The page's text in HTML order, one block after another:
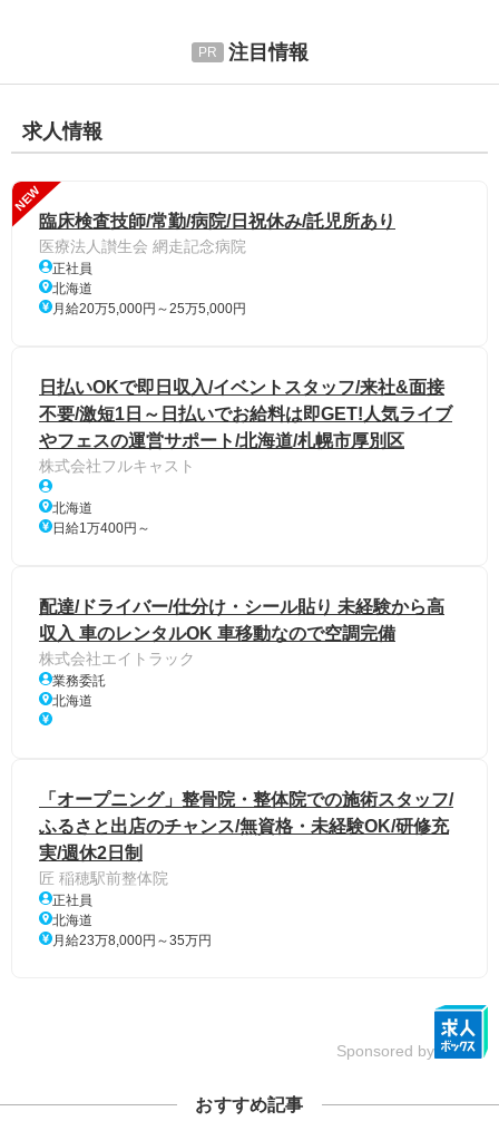
注目情報
求人情報
NEW
臨床検査技師/常勤/病院/日祝休み/託児所あり
医療法人讃生会 網走記念病院
正社員
北海道
月給20万5,000円～25万5,000円
日払いOKで即日収入/イベントスタッフ/来社&面接
不要/激短1日～日払いでお給料は即GET!人気ライブ
やフェスの運営サポート/北海道/札幌市厚別区
株式会社フルキャスト
北海道
日給1万400円～
配達/ドライバー/仕分け・シール貼り 未経験から高
収入 車のレンタルOK 車移動なので空調完備
株式会社エイトラック
業務委託
北海道
「オープニング」整骨院・整体院での施術スタッフ/
ふるさと出店のチャンス/無資格・未経験OK/研修充
実/週休2日制
匠 稲穂駅前整体院
正社員
北海道
月給23万8,000円～35万円
Sponsored by
おすすめ記事